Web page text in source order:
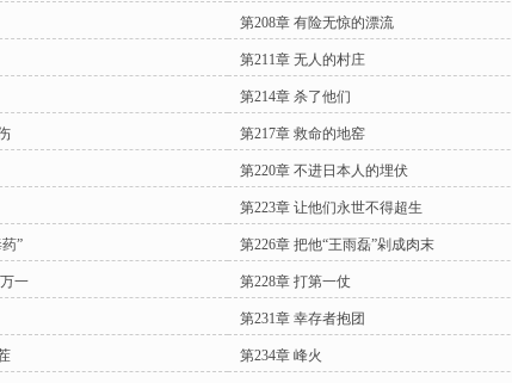
第208章 有险无惊的漂流
第211章 无人的村庄
第214章 杀了他们
第217章 救命的地窑
第220章 不进日本人的埋伏
第223章 让他们永世不得超生
” 第226章 把他“王雨磊”剁成肉末
一 第228章 打第一仗
第231章 幸存者抱团
第234章 峰火